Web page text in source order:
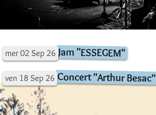
mer 02 Sep 26 Jam "ESSEGEM"
ven 18 Sep 26 Concert "Arthur Besac"